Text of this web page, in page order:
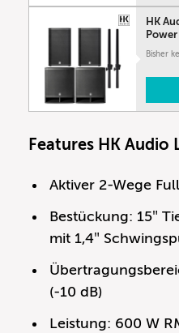
HK
Bisher
Features HK Audio
Aktiver 2-Wege
Bestückung: 15″
mit 1,4″
(-10 dB)
Leistung: 600 W